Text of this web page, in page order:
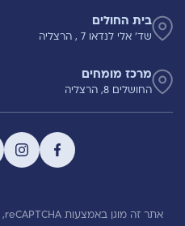
בית החולים
שד' אלי לנדאו 7 , הרצליה
מרכז מומחים
החושלים 8, הרצליה
אתר זה מוגן באמצעות reCAPTCHA,